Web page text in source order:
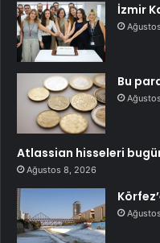
İzmir
Bu
Atlassian hisseleri
Ağustos 8, 2026